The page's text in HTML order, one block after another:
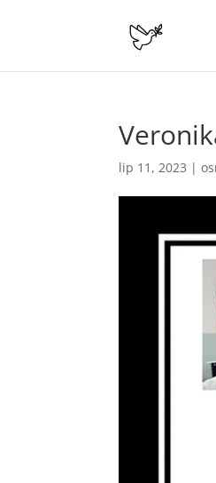
lip 11, 2023 |